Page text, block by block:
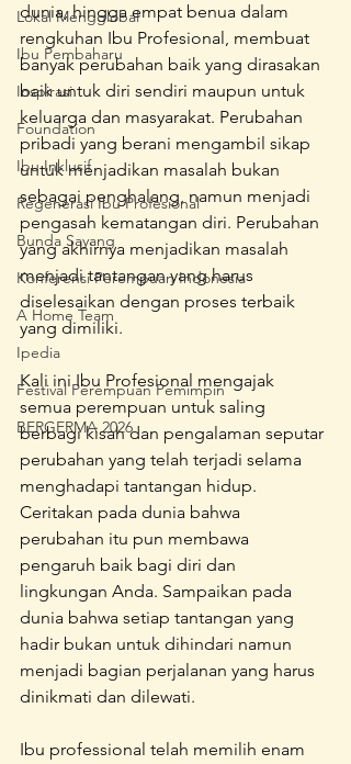
Lokal Mengglobal
Ibu Pembaharu
Inspirasi
Foundation
Ibu Inklusif
Regenerasi Ibu Profesional
Bunda Sayang
Konferensi Perempuan Indonesia
A Home Team
Ipedia
Festival Perempuan Pemimpin
BERGERMA 2026
dunia, hingga empat benua dalam
rengkuhan Ibu Profesional, membuat
banyak perubahan baik yang dirasakan
baik untuk diri sendiri maupun untuk
keluarga dan masyarakat. Perubahan
pribadi yang berani mengambil sikap
untuk menjadikan masalah bukan
sebagai penghalang, namun menjadi
pengasah kematangan diri. Perubahan
yang akhirnya menjadikan masalah
menjadi tantangan yang harus
diselesaikan dengan proses terbaik
yang dimiliki.
Kali ini Ibu Profesional mengajak
semua perempuan untuk saling
berbagi kisah dan pengalaman seputar
perubahan yang telah terjadi selama
menghadapi tantangan hidup.
Ceritakan pada dunia bahwa
perubahan itu pun membawa
pengaruh baik bagi diri dan
lingkungan Anda. Sampaikan pada
dunia bahwa setiap tantangan yang
hadir bukan untuk dihindari namun
menjadi bagian perjalanan yang harus
dinikmati dan dilewati.
Ibu professional telah memilih enam